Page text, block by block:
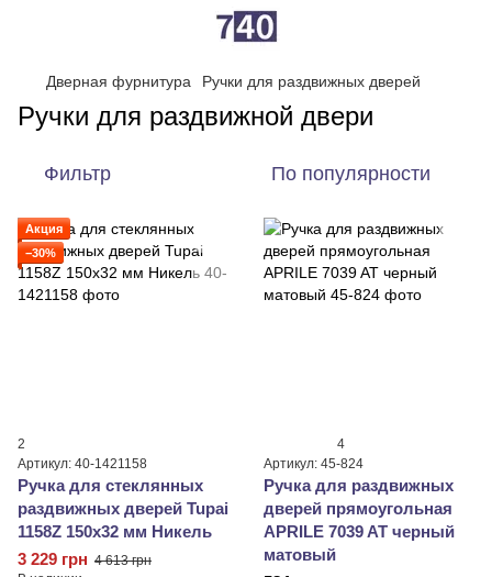
Дверная фурнитура Ручки для раздвижных дверей
Ручки для раздвижной двери
Фильтр По популярности
Акция
−30%
2
Артикул: 40-1421158
Ручка для стеклянных
раздвижных дверей Tupai
1158Z 150x32 мм Никель
3 229 грн 4 613 грн
4
Артикул: 45-824
Ручка для раздвижных
дверей прямоугольная
APRILE 7039 AT черный
матовый